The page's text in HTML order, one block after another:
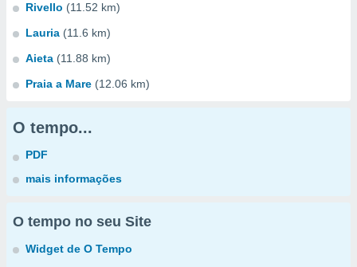
Rivello (11.52 km)
Lauria (11.6 km)
Aieta (11.88 km)
Praia a Mare (12.06 km)
O tempo...
PDF
mais informações
O tempo no seu Site
Widget de O Tempo